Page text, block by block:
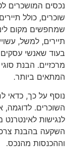
נכסים המושכרים
שוכרים, כולל
שמחפשים מקום
תיירים, למשל,
בעוד שאנשי עסקים
מרכזיים. הבנת
המתאים ביותר.
נוסף על כך,
השוכרים. לדוגמה,
לנגישות
השקעה בהבנת
וההכנסות מהנכס.